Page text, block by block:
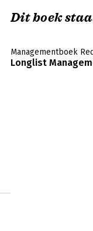
Dit boek
Managementboek
Longlist